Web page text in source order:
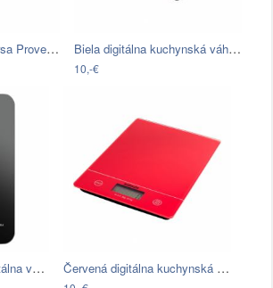
Kuchynská váha Versa Provensal Biela digitálna kuchynská váha Sabichi
10,-€
Čierna kuchynská digitálna váha WMF… Červená digitálna kuchynská váha Sabichi